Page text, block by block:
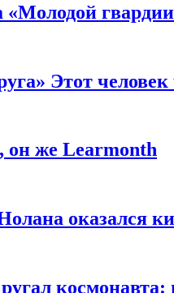
«Молодой
Этот
он же Learmonth
оказался